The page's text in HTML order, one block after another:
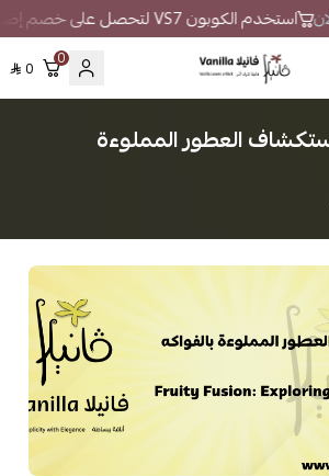
استخدم الكوبون VS7 لتحصل على خصم إضافي
فانيلا
0
0
العطور المملوءة